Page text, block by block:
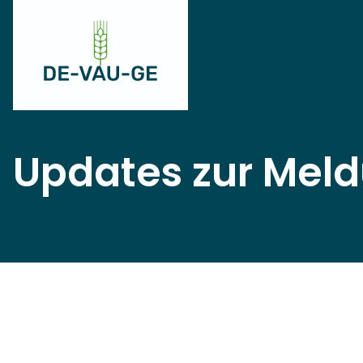
Updates zur